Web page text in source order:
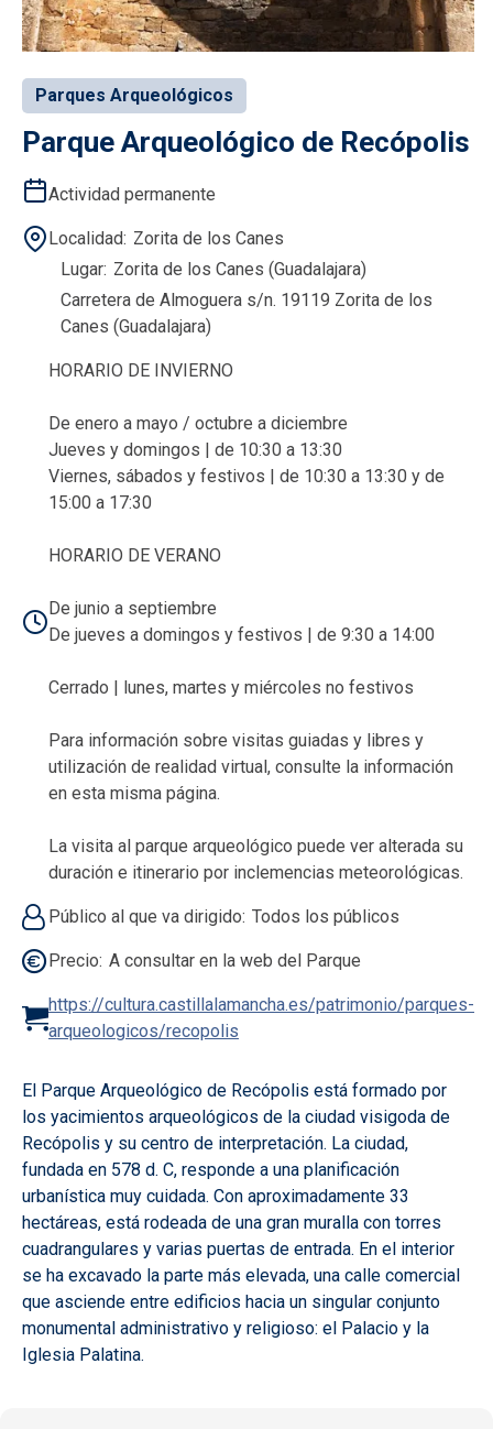
Parques Arqueológicos
Parque Arqueológico de Recópolis
Actividad permanente
Localidad
Zorita de los Canes
Lugar Zorita de los Canes (Guadalajara)
Carretera de Almoguera s/n. 19119 Zorita de los
Canes (Guadalajara)
HORARIO DE INVIERNO
De enero a mayo / octubre a diciembre
Jueves y domingos | de 10:30 a 13:30
Viernes, sábados y festivos | de 10:30 a 13:30 y de
15:00 a 17:30
HORARIO DE VERANO
De junio a septiembre
De jueves a domingos y festivos | de 9:30 a 14:00
Cerrado | lunes, martes y miércoles no festivos
Para información sobre visitas guiadas y libres y
utilización de realidad virtual, consulte la información
en esta misma página.
La visita al parque arqueológico puede ver alterada su
duración e itinerario por inclemencias meteorológicas.
Público al que va dirigido Todos los públicos
Precio A consultar en la web del Parque
https://cultura.castillalamancha.es/patrimonio/parques-
arqueologicos/recopolis
El Parque Arqueológico de Recópolis está formado por
los yacimientos arqueológicos de la ciudad visigoda de
Recópolis y su centro de interpretación. La ciudad,
fundada en 578 d. C, responde a una planificación
urbanística muy cuidada. Con aproximadamente 33
hectáreas, está rodeada de una gran muralla con torres
cuadrangulares y varias puertas de entrada. En el interior
se ha excavado la parte más elevada, una calle comercial
que asciende entre edificios hacia un singular conjunto
monumental administrativo y religioso: el Palacio y la
Iglesia Palatina.